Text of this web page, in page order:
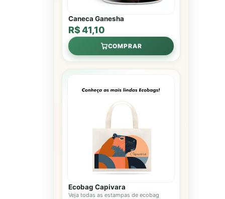
Caneca Ganesha
R$ 41,10
COMPRAR
Ecobag Capivara
Veja todas as estampas de ecobag